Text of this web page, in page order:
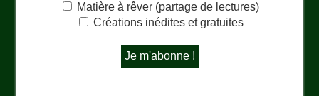
Matière à rêver (partage de lectures)
Créations inédites et gratuites